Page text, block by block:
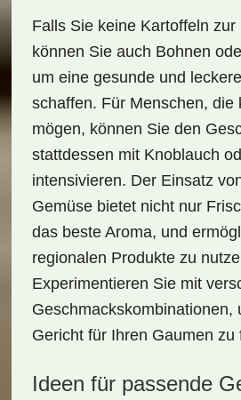
Falls Sie keine Kartoffeln zur
können Sie auch Bohnen
um eine gesunde und
schaffen. Für Menschen, die
mögen, können Sie den
stattdessen mit Knoblauch
intensivieren. Der Einsatz
Gemüse bietet nicht nur
das beste Aroma, und
regionalen Produkte zu
Experimentieren Sie mit
Geschmackskombinationen,
Gericht für Ihren Gaumen zu
Ideen für passende